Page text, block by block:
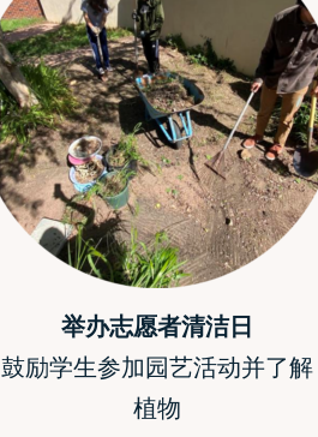
举办志愿者清洁日
鼓励学生参加园艺活动并了解
植物